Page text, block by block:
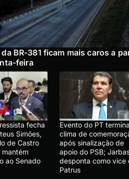
BR-381 ficam mais caros a
feira
fecha
Simões,
de Castro
mantém
ao Senado
Evento do PT
clima de
após sinalização de
apoio do PSB;
desponta como vice
Patrus